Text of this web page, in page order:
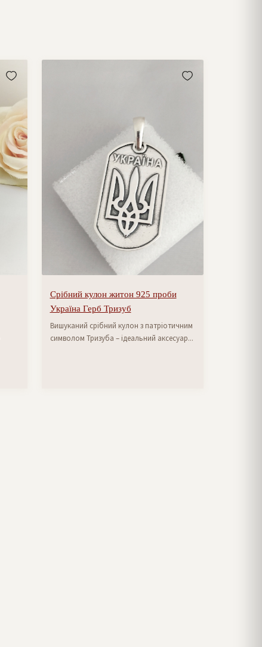
Срібний кулон житон 925 проби
Україна Герб Тризуб
Вишуканий срібний кулон з патріотичним
символом Тризуба – ідеальний аксесуар...